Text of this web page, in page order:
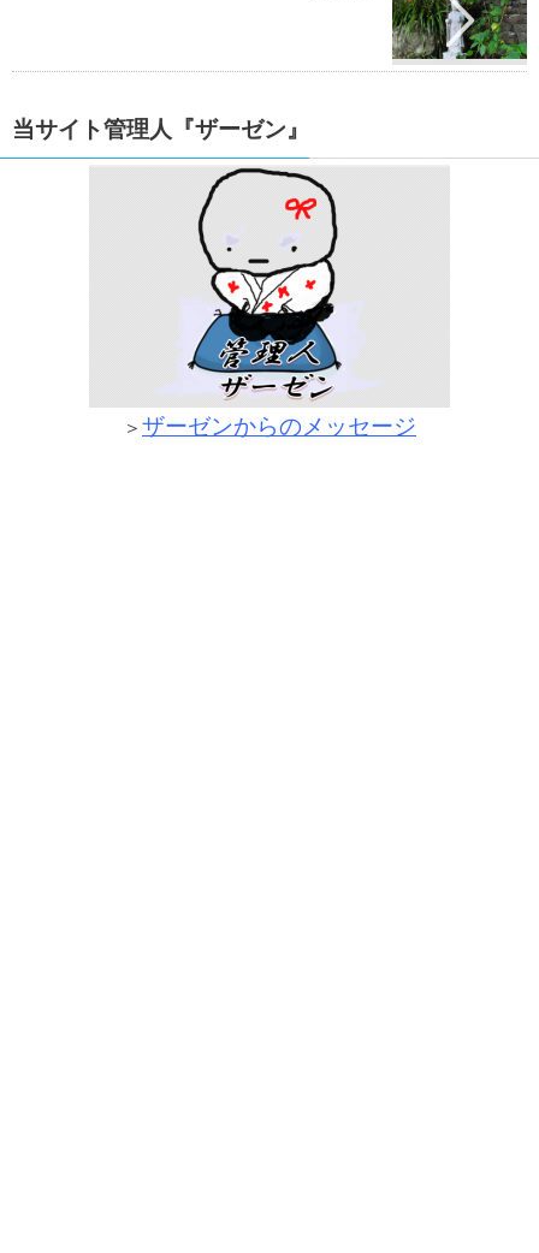
当サイト管理人『ザーゼン』
＞ ザーゼンからのメッセージ